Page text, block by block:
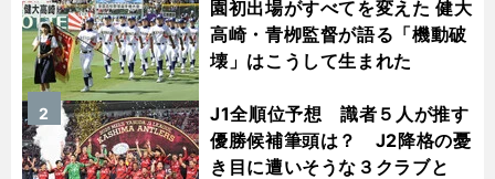
園初出場がすべてを変えた 健大
高崎・青栁監督が語る「機動破
壊」はこうして生まれた
J1全順位予想 識者５人が推す
優勝候補筆頭は？ J2降格の憂
き目に遭いそうな３クラブと
2